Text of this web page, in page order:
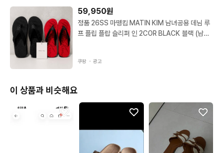
59,950원
정품 26SS 마뗑킴 MATIN KIM 남녀공용 데님 루
프 플립 플랍 슬리퍼 인 2COR BLACK 블랙 (남녀
쿠팡 ・ 광고
이 상품과 비슷해요